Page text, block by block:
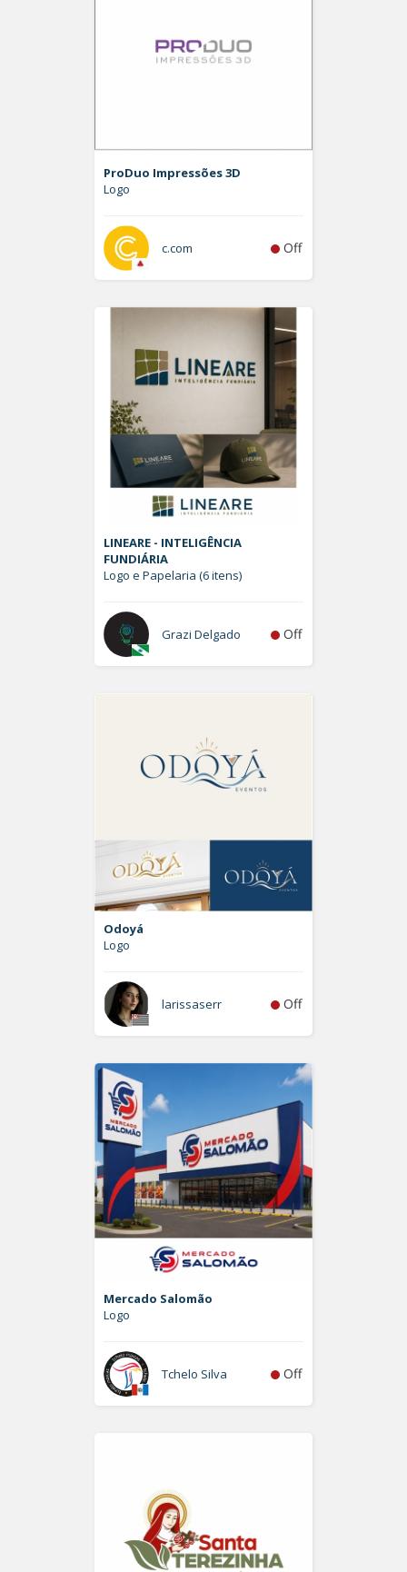
ProDuo Impressões 3D
Logo
c.com Off
LINEARE - INTELIGÊNCIA
FUNDIÁRIA
Logo e Papelaria (6 itens)
Grazi Delgado Off
Odoyá
Logo
larissaserr Off
Mercado Salomão
Logo
Tchelo Silva Off